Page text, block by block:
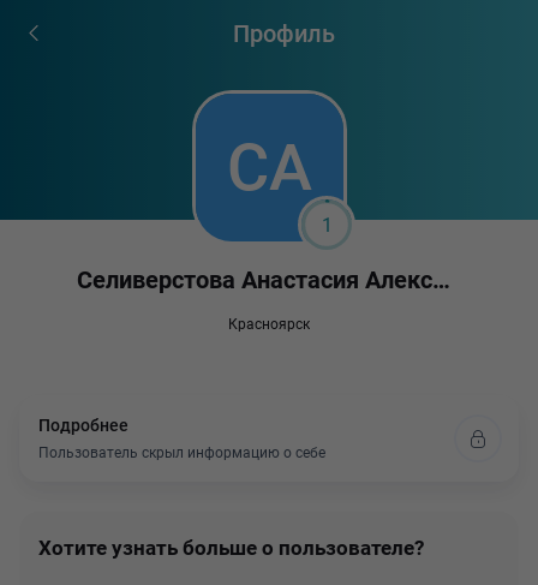
Профиль
1
Селиверстова Анастасия Александровна
Красноярск
Подробнее
Пользователь скрыл информацию о себе
Хотите узнать больше о пользователе?